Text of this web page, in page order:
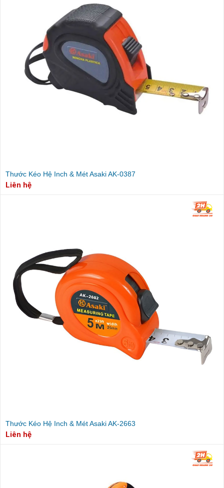
Thước Kéo Hệ Inch & Mét Asaki AK-0387
Liên hệ
Thước Kéo Hệ Inch & Mét Asaki AK-2663
Liên hệ